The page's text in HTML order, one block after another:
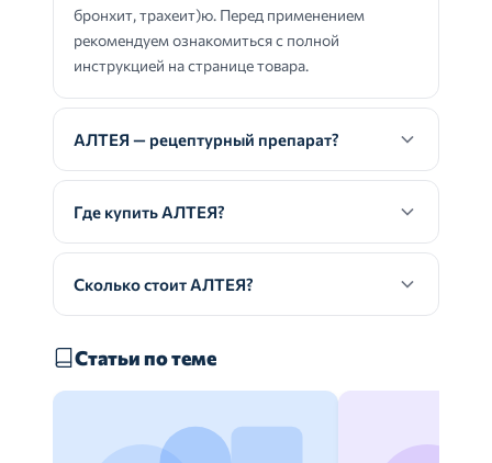
бронхит, трахеит)ю. Перед применением
рекомендуем ознакомиться с полной
инструкцией на странице товара.
АЛТЕЯ — рецептурный препарат?
Где купить АЛТЕЯ?
Сколько стоит АЛТЕЯ?
Статьи по теме